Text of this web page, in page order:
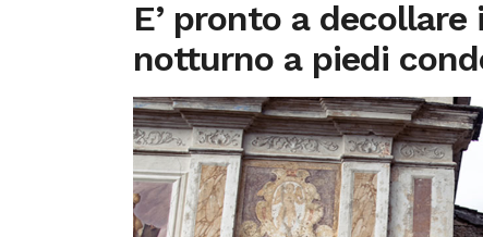
E’ pronto a
notturno a piedi